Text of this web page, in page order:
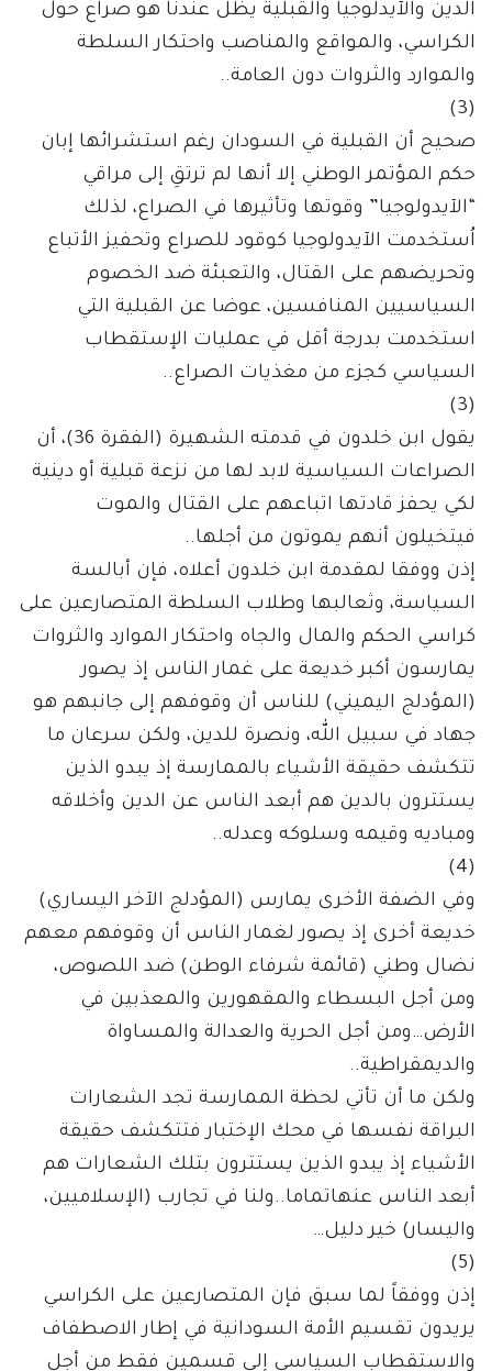
الدين والآيدلوجيا والقبلية يظل عندنا هو صراع حول
الكراسي، والمواقع والمناصب واحتكار السلطة
والموارد والثروات دون العامة..
(3)
صحيح أن القبلية في السودان رغم استشرائها إبان
حكم المؤتمر الوطني إلا أنها لم ترتقِ إلى مراقي
“الآيدولوجيا” وقوتها وتأثيرها في الصراع، لذلك
اُستخدمت الآيدولوجيا كوقود للصراع وتحفيز الأتباع
وتحريضهم على القتال، والتعبئة ضد الخصوم
السياسيين المنافسين، عوضا عن القبلية التي
استخدمت بدرجة أقل في عمليات الإستقطاب
السياسي كجزء من مغذيات الصراع..
(3)
يقول ابن خلدون في قدمته الشهيرة (الفقرة 36)، أن
الصراعات السياسية لابد لها من نزعة قبلية أو دينية
لكي يحفز قادتها اتباعهم على القتال والموت
فيتخيلون أنهم يموتون من أجلها..
إذن ووفقا لمقدمة ابن خلدون أعلاه، فإن أبالسة
السياسة، وثعالبها وطلاب السلطة المتصارعين على
كراسي الحكم والمال والجاه واحتكار الموارد والثروات
يمارسون أكبر خديعة على غمار الناس إذ يصور
(المؤدلج اليميني) للناس أن وقوفهم إلى جانبهم هو
جهاد في سبيل الله، ونصرة للدين، ولكن سرعان ما
تتكشف حقيقة الأشياء بالممارسة إذ يبدو الذين
يستترون بالدين هم أبعد الناس عن الدين وأخلاقه
ومباديه وقيمه وسلوكه وعدله..
(4)
وفي الضفة الأخرى يمارس (المؤدلج الآخر اليساري)
خديعة أخرى إذ يصور لغمار الناس أن وقوفهم معهم
نضال وطني (قائمة شرفاء الوطن) ضد اللصوص،
ومن أجل البسطاء والمقهورين والمعذبين في
الأرض…ومن أجل الحرية والعدالة والمساواة
والديمقراطية..
ولكن ما أن تأتي لحظة الممارسة تجد الشعارات
البراقة نفسها في محك الإختبار فتتكشف حقيقة
الأشياء إذ يبدو الذين يستترون بتلك الشعارات هم
أبعد الناس عنهاتماما..ولنا في تجارب (الإسلاميين،
واليسار) خير دليل…
(5)
إذن ووفقاً لما سبق فإن المتصارعين على الكراسي
يريدون تقسيم الأمة السودانية في إطار الاصطفاف
والاستقطاب السياسي إلى قسمين فقط من أجل